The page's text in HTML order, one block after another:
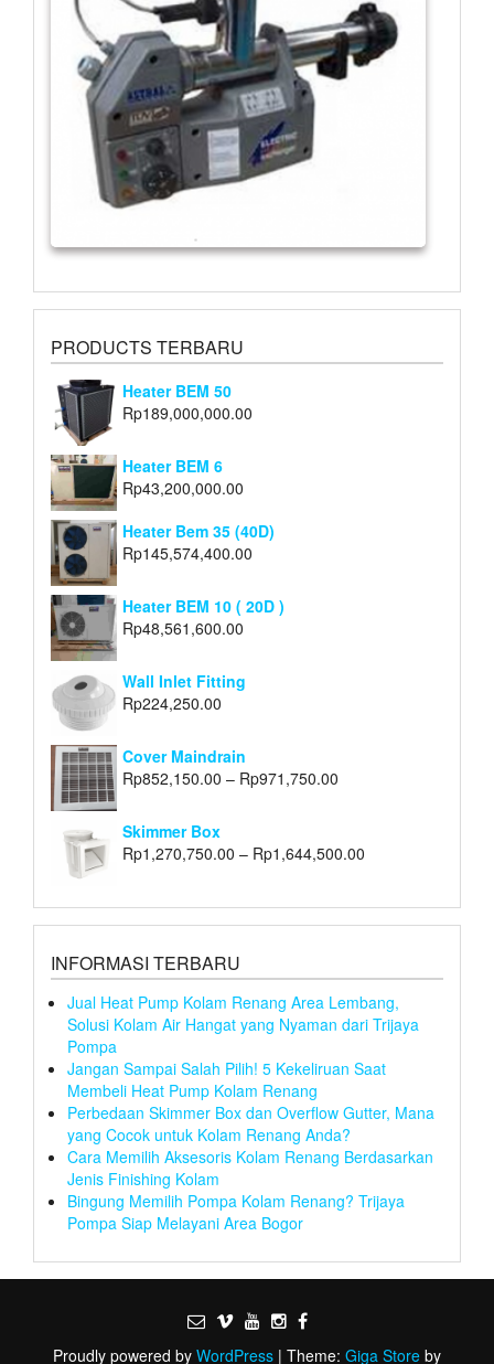
PRODUCTS TERBARU
Heater BEM 50
Rp189,000,000.00
Heater BEM 6
Rp43,200,000.00
Heater Bem 35 (40D)
Rp145,574,400.00
Heater BEM 10 ( 20D )
Rp48,561,600.00
Wall Inlet Fitting
Rp224,250.00
Cover Maindrain
Rp852,150.00 – Rp971,750.00
Skimmer Box
Rp1,270,750.00 – Rp1,644,500.00
INFORMASI TERBARU
Jual Heat Pump Kolam Renang Area Lembang,
Solusi Kolam Air Hangat yang Nyaman dari Trijaya
Pompa
Jangan Sampai Salah Pilih! 5 Kekeliruan Saat
Membeli Heat Pump Kolam Renang
Perbedaan Skimmer Box dan Overflow Gutter, Mana
yang Cocok untuk Kolam Renang Anda?
Cara Memilih Aksesoris Kolam Renang Berdasarkan
Jenis Finishing Kolam
Bingung Memilih Pompa Kolam Renang? Trijaya
Pompa Siap Melayani Area Bogor
Proudly powered by WordPress | Theme: Giga Store by